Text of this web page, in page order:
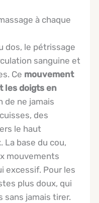
à chaque
dos, le pétrissage
sanguine et
Ce mouvement
les doigts en
de ne jamais
des
le haut
base du cou,
mouvements
excessif. Pour les
plus doux, qui
sans jamais tirer.